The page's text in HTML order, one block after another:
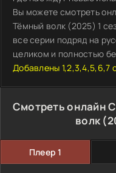
Вы можете смотреть
Тёмный волк (2025) 1
все серии подряд на
целиком и полностью
Добавлены 1,2,3,4,5,6,7
Смотреть онлайн
волк
Плеер 1